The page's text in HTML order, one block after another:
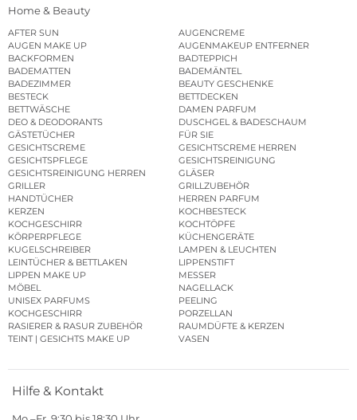
Home & Beauty
AFTER SUN
AUGENCREME
AUGEN MAKE UP
AUGENMAKEUP ENTFERNER
BACKFORMEN
BADTEPPICH
BADEMATTEN
BADEMÄNTEL
BADEZIMMER
BEAUTY GESCHENKE
BESTECK
BETTDECKEN
BETTWÄSCHE
DAMEN PARFUM
DEO & DEODORANTS
DUSCHGEL & BADESCHAUM
GÄSTETÜCHER
FÜR SIE
GESICHTSCREME
GESICHTSCREME HERREN
GESICHTSPFLEGE
GESICHTSREINIGUNG
GESICHTSREINIGUNG HERREN
GLÄSER
GRILLER
GRILLZUBEHÖR
HANDTÜCHER
HERREN PARFUM
KERZEN
KOCHBESTECK
KOCHGESCHIRR
KOCHTÖPFE
KÖRPERPFLEGE
KÜCHENGERÄTE
KUGELSCHREIBER
LAMPEN & LEUCHTEN
LEINTÜCHER & BETTLAKEN
LIPPENSTIFT
LIPPEN MAKE UP
MESSER
MÖBEL
NAGELLACK
UNISEX PARFUMS
PEELING
KOCHGESCHIRR
PORZELLAN
RASIERER & RASUR ZUBEHÖR
RAUMDÜFTE & KERZEN
TEINT | GESICHTS MAKE UP
VASEN
Hilfe & Kontakt